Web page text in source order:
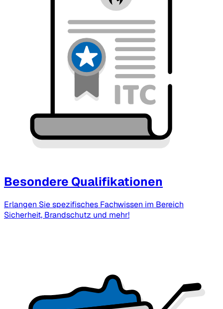
Besondere Qualifikationen
Erlangen Sie spezifisches Fachwissen im Bereich
Sicherheit, Brandschutz und mehr!